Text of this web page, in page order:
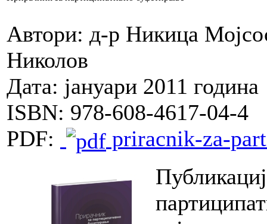
Автори: д-р Никица
Николов
Дата: јануари 2011 година
ISBN: 978-608-4617-04-4
PDF:
priracnik-za-